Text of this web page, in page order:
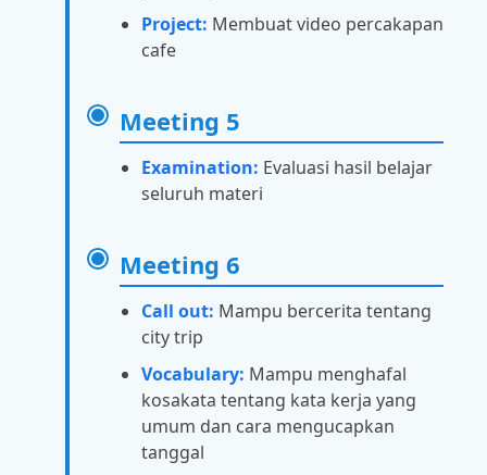
Project: Membuat video percakapan
cafe
Meeting 5
Examination: Evaluasi hasil belajar
seluruh materi
Meeting 6
Call out: Mampu bercerita tentang
city trip
Vocabulary: Mampu menghafal
kosakata tentang kata kerja yang
umum dan cara mengucapkan
tanggal